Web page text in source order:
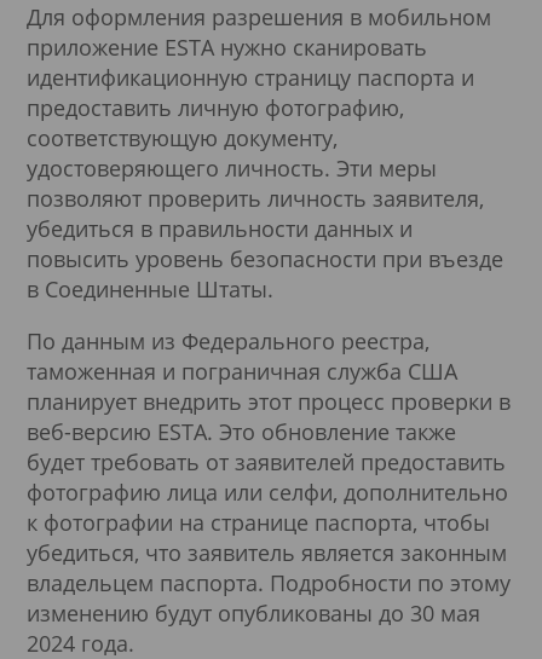
Для оформления разрешения в мобильном
приложение ESTA нужно сканировать
идентификационную страницу паспорта и
предоставить личную фотографию,
соответствующую документу,
удостоверяющего личность. Эти меры
позволяют проверить личность заявителя,
убедиться в правильности данных и
повысить уровень безопасности при въезде
в Соединенные Штаты.
По данным из Федерального реестра,
таможенная и пограничная служба США
планирует внедрить этот процесс проверки в
веб-версию ESTA. Это обновление также
будет требовать от заявителей предоставить
фотографию лица или селфи, дополнительно
к фотографии на странице паспорта, чтобы
убедиться, что заявитель является законным
владельцем паспорта. Подробности по этому
изменению будут опубликованы до 30 мая
2024 года.